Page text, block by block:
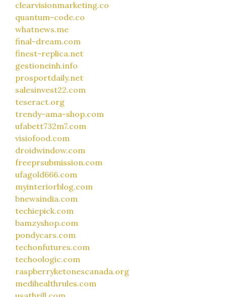
clearvisionmarketing.co
quantum-code.co
whatnews.me
final-dream.com
finest-replica.net
gestioneinh.info
prosportdaily.net
salesinvest22.com
teseract.org
trendy-ama-shop.com
ufabett732m7.com
visiofood.com
droidwindow.com
freeprsubmission.com
ufagold666.com
myinteriorblog.com
bnewsindia.com
techiepick.com
bamzyshop.com
pondycars.com
techonfutures.com
techoologic.com
raspberryketonescanada.org
medihealthrules.com